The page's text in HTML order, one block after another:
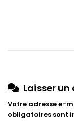
Laisser
Votre adresse e-
obligatoires sont